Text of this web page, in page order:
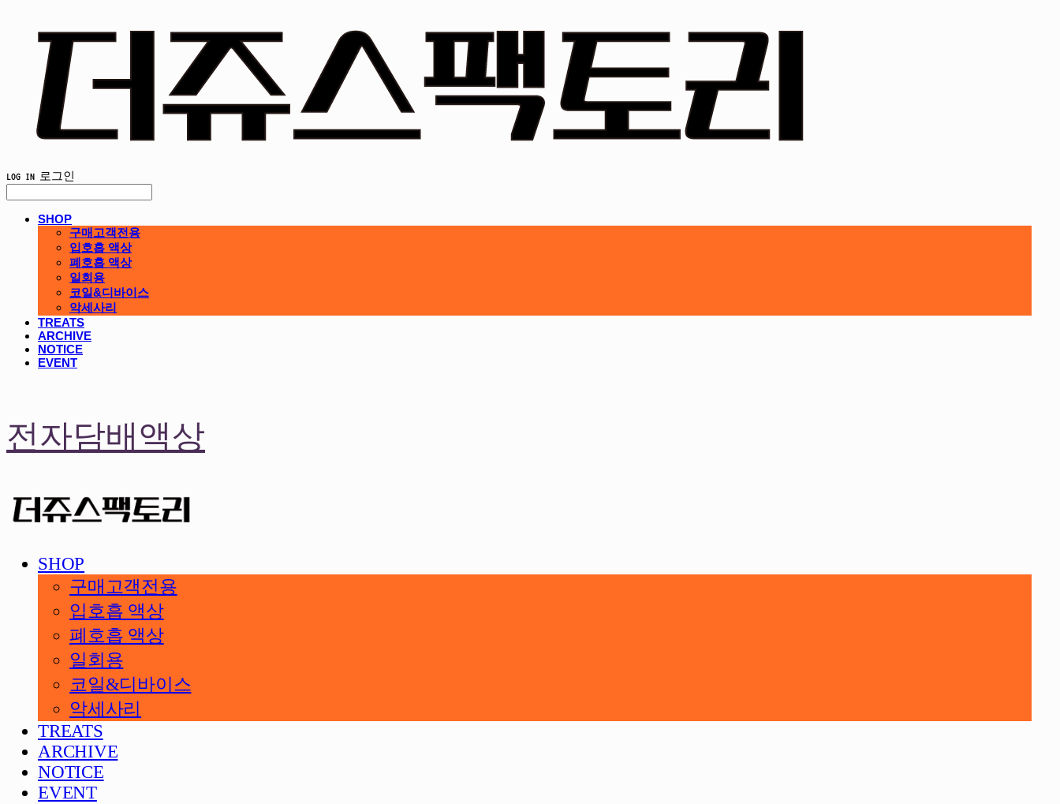
LOG IN 로그인
SHOP
구매고객전용
입호흡 액상
폐호흡 액상
일회용
코일&디바이스
악세사리
TREATS
ARCHIVE
NOTICE
EVENT
전자담배액상
SHOP
구매고객전용
입호흡 액상
폐호흡 액상
일회용
코일&디바이스
악세사리
TREATS
ARCHIVE
NOTICE
EVENT